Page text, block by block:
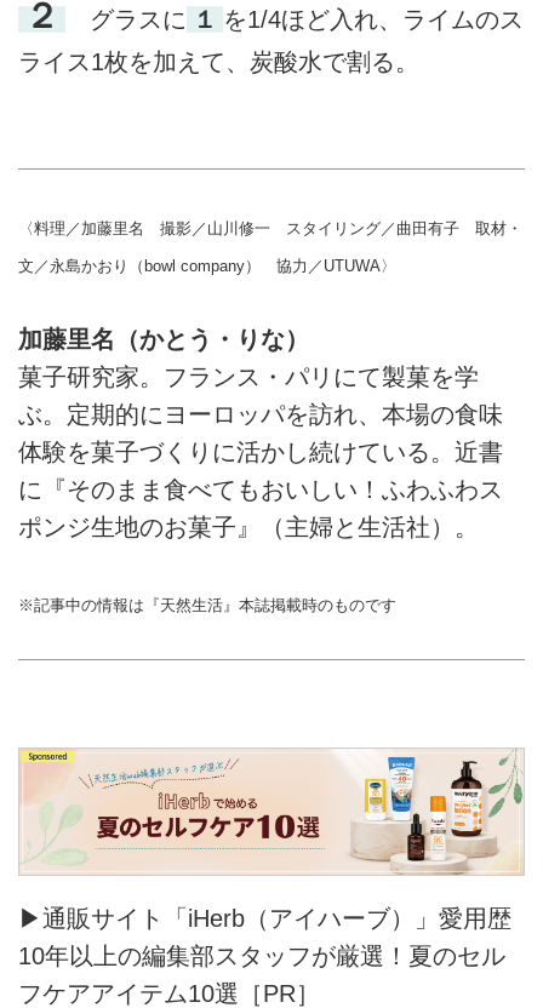
２ グラスに １ を1/4ほど入れ、ライムのス
ライス1枚を加えて、炭酸水で割る。
〈料理／加藤里名 撮影／山川修一 スタイリング／曲田有子 取材・
文／永島かおり（bowl company） 協力／UTUWA〉
加藤里名（かとう・りな）
菓子研究家。フランス・パリにて製菓を学
ぶ。定期的にヨーロッパを訪れ、本場の食味
体験を菓子づくりに活かし続けている。近書
に『そのまま食べてもおいしい！ふわふわス
ポンジ生地のお菓子』（主婦と生活社）。
※記事中の情報は『天然生活』本誌掲載時のものです
▶通販サイト「iHerb（アイハーブ）」愛用歴
10年以上の編集部スタッフが厳選！夏のセル
フケアアイテム10選［PR］